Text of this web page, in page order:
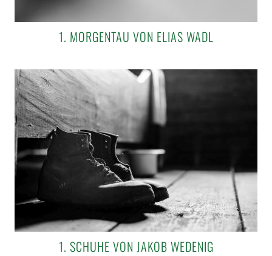
1. MORGENTAU VON ELIAS WADL
1. SCHUHE VON JAKOB WEDENIG